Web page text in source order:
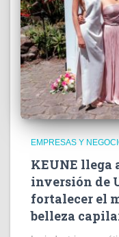
EMPRESAS Y
KEUNE llega
inversión de
fortalecer el
belleza